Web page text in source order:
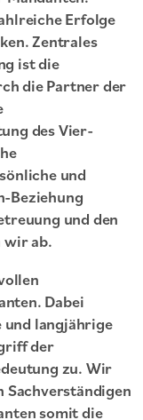
Erfolge
Zentrales
ist die
die Partner der
des Vier-
und
Beziehung
und den
wir ab.
Dabei
und langjährige
der
zu. Wir
Sachverständigen
somit die